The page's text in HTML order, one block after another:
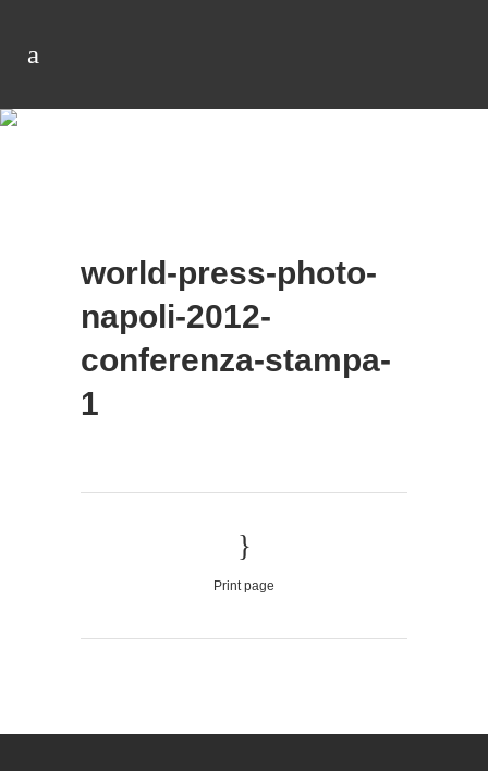
world-press-photo-
napoli-2012-
conferenza-stampa-
1
Print page